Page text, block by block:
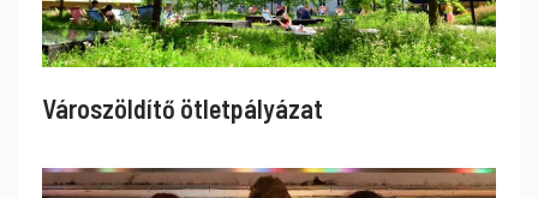
Városzöldítő ötletpályázat